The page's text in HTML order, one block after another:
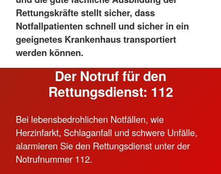
Rettungskräfte stellt sicher, dass
Notfallpatienten schnell und sicher in ein
geeignetes Krankenhaus transportiert
werden können.
Der Notruf für den
Rettungsdienst: 112
Bei lebensbedrohlichen Notfällen, wie
Herzinfarkt, Schlaganfall und schwere Unfälle,
alarmieren Sie den Rettungsdienst unter der
Notrufnummer 112.